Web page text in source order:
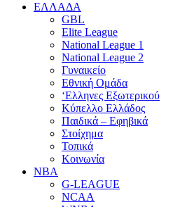
EΛΛΑΔΑ
GBL
Elite League
National League 1
National League 2
Γυναικείο
Εθνική Ομάδα
‘Ελληνες Εξωτερικού
Κύπελλο Ελλάδος
Παιδικά – Εφηβικά
Στοίχημα
Τοπικά
Κοινωνία
NBA
G-LEAGUE
NCAA